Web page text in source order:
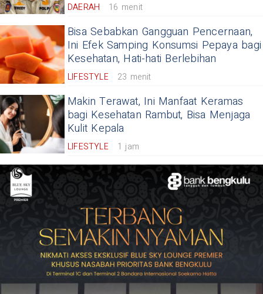
DAERAH 16 menit
Bisa Sebabkan Gangguan Pencernaan,
Ini Efek Samping Konsumsi Pepaya bagi
Kesehatan, Hati-hati Berlebihan
LIFESTYLE 23 menit
Makin Terawat, Ini Manfaat Keramas
bagi Kesehatan Rambut, Bisa Menjaga
Kulit Kepala
LIFESTYLE 1 jam